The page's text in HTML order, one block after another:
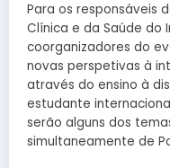
Para os responsáveis
Clínica e da Saúde do
coorganizadores do
novas perspetivas à
através do ensino à
estudante
serão alguns dos
simultaneamente de